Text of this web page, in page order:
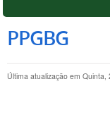
PPGBG
Última atualização em